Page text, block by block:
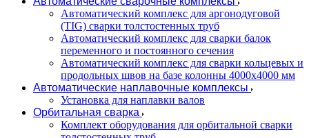
Автоматический комплекс для аргонодуговой
(TIG) сварки толстостенных труб
Автоматический комплекс для сварки балок
переменного и постоянного сечения
Автоматический комплекс для сварки кольцевых и
продольных швов на базе колонны 4000x4000 мм
Автоматические наплавочные комплексы
Установка для наплавки валов
Орбитальная сварка
Комплект оборудования для орбитальной сварки